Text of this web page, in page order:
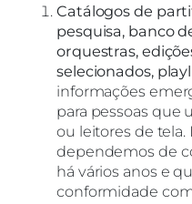
Catálogos de
pesquisa, banco
orquestras,
selecionados,
informações
para pessoas que
ou leitores de tela.
dependemos de
há vários anos e
conformidade